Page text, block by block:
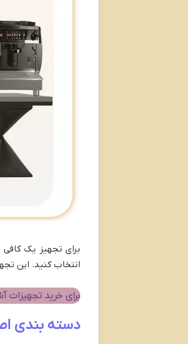
برای تجهیز یک
انتخاب کنید. این
برای خرید تجهیزات
دسته بندی